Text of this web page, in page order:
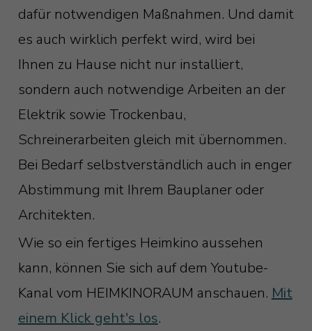
dafür notwendigen Maßnahmen. Und damit
es auch wirklich perfekt wird, wird bei
Ihnen zu Hause nicht nur installiert,
sondern auch notwendige Arbeiten an der
Elektrik sowie Trockenbau,
Schreinerarbeiten gleich mit übernommen.
Bei Bedarf selbstverständlich auch in enger
Abstimmung mit Ihrem Bauplaner oder
Architekten.
Wie so ein fertiges Heimkino aussehen
kann, können Sie sich auf dem Youtube-
Kanal vom HEIMKINORAUM anschauen. Mit
einem Klick geht's los.